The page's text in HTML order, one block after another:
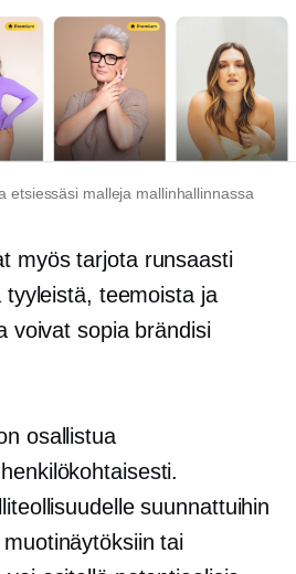
etsiessäsi malleja mallinhallinnassa
myös tarjota runsaasti
teemoista ja
voivat sopia brändisi
osallistua
suunnattuihin
tai